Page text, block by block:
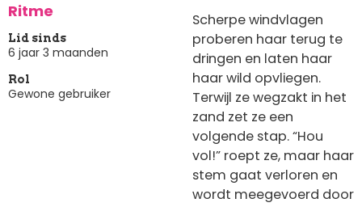
Ritme
Lid sinds
6 jaar 3 maanden
Rol
Gewone gebruiker
Scherpe windvlagen
proberen haar terug te
dringen en laten haar
haar wild opvliegen.
Terwijl ze wegzakt in het
zand zet ze een
volgende stap. “Hou
vol!” roept ze, maar haar
stem gaat verloren en
wordt meegevoerd door